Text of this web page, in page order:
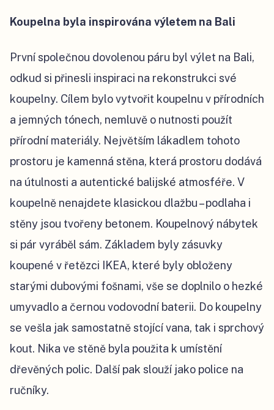
Koupelna byla inspirována výletem na Bali
První společnou dovolenou páru byl výlet na Bali,
odkud si přinesli inspiraci na rekonstrukci své
koupelny. Cílem bylo vytvořit koupelnu v přírodních
a jemných tónech, nemluvě o nutnosti použít
přírodní materiály. Největším lákadlem tohoto
prostoru je kamenná stěna, která prostoru dodává
na útulnosti a autentické balijské atmosféře. V
koupelně nenajdete klasickou dlažbu – podlaha i
stěny jsou tvořeny betonem. Koupelnový nábytek
si pár vyráběl sám. Základem byly zásuvky
koupené v řetězci IKEA, které byly obloženy
starými dubovými fošnami, vše se doplnilo o hezké
umyvadlo a černou vodovodní baterii. Do koupelny
se vešla jak samostatně stojící vana, tak i sprchový
kout. Nika ve stěně byla použita k umístění
dřevěných polic. Další pak slouží jako police na
ručníky.